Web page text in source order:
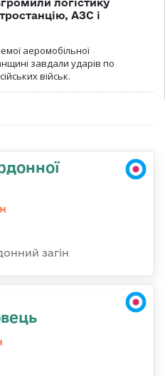
логістику
АЗС і
аеромобільної
завдали ударів по
військ.
загін